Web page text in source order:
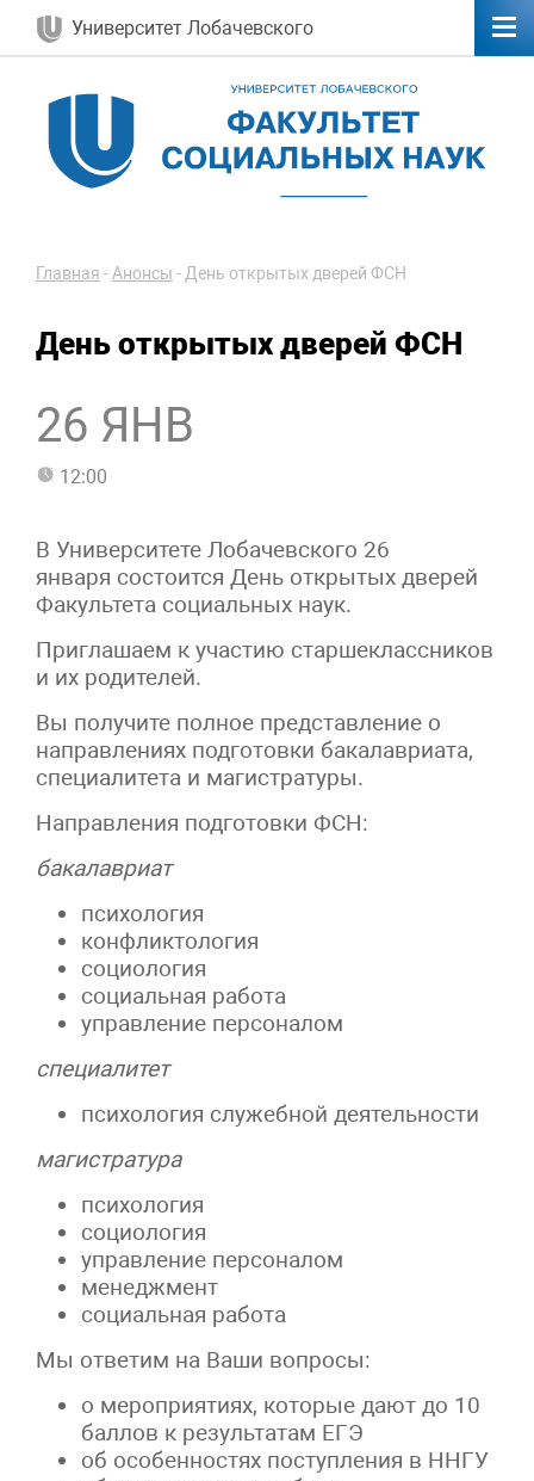
Университет Лобачевского
Главная -Анонсы -День открытых дверей ФСН
День открытых дверей ФСН
26 ЯНВ
12:00
В Университете Лобачевского 26
января состоится День открытых дверей
Факультета социальных наук.
Приглашаем к участию старшеклассников
и их родителей.
Вы получите полное представление о
направлениях подготовки бакалавриата,
специалитета и магистратуры.
Направления подготовки ФСН:
бакалавриат
психология
конфликтология
социология
социальная работа
управление персоналом
специалитет
психология служебной деятельности
магистратура
психология
социология
управление персоналом
менеджмент
социальная работа
Мы ответим на Ваши вопросы:
о мероприятиях, которые дают до 10
баллов к результатам ЕГЭ
об особенностях поступления в ННГУ